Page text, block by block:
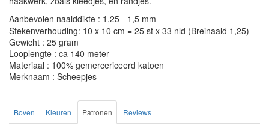
Aanbevolen naalddikte : 1,25 - 1,5 mm
Stekenverhouding: 10 x 10 cm = 25 st x 33 nld (Breinaald 1,25)
Gewicht : 25 gram
Looplengte : ca 140 meter
Materiaal : 100% gemercericeerd katoen
Merknaam : Scheepjes
Boven Kleuren Patronen Reviews